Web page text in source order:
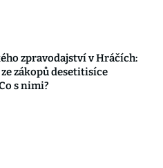
zpravodajství v Hráčích:
zákopů desetitisíce
s nimi?